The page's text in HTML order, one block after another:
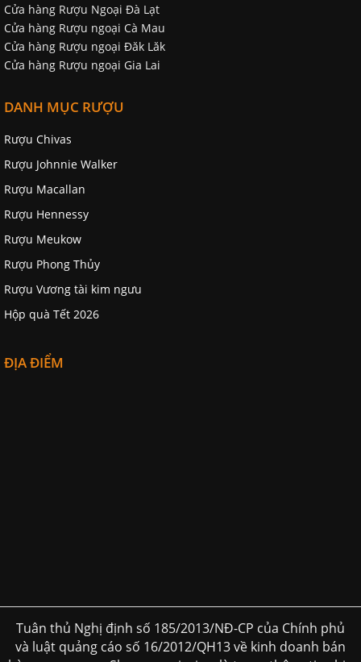
Cửa hàng Rượu Ngoại Đà Lạt
Cửa hàng Rượu ngoại Cà Mau
Cửa hàng Rượu ngoại Đăk Lăk
Cửa hàng Rượu ngoại Gia Lai
DANH MỤC RƯỢU
Rượu Chivas
Rượu Johnnie Walker
Rượu Macallan
Rượu Hennessy
Rượu Meukow
Rượu Phong Thủy
Rượu Vương tài kim ngưu
Hộp quà Tết 2026
ĐỊA ĐIỂM
Tuân thủ Nghị định số 185/2013/NĐ-CP của Chính phủ
và luật quảng cáo số 16/2012/QH13 về kinh doanh bán